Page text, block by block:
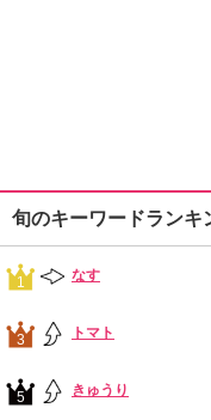
旬のキーワードランキ
1 なす
3 トマト
5 きゅうり